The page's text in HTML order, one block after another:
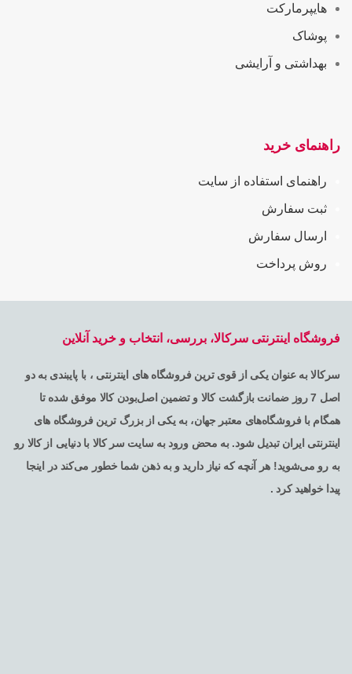
هایپرمارکت
پوشاک
بهداشتی و آرایشی
راهنمای خرید
راهنمای استفاده از سایت
ثبت سفارش
ارسال سفارش
روش پرداخت
فروشگاه اینترنتی سرکالا، بررسی، انتخاب و خرید آنلاین
سرکالا به عنوان یکی از قوی ترین فروشگاه های اینترنتی ، با پایبندی به دو
اصل 7 روز ضمانت بازگشت کالا و تضمین اصل‌بودن کالا موفق شده تا
همگام با فروشگاه‌های معتبر جهان، به یکی از بزرگ ترین فروشگاه های
اینترنتی ایران تبدیل شود. به محض ورود به سایت سر کالا با دنیایی از کالا رو
به رو می‌شوید! هر آنچه که نیاز دارید و به ذهن شما خطور می‌کند در اینجا
پیدا خواهید کرد .